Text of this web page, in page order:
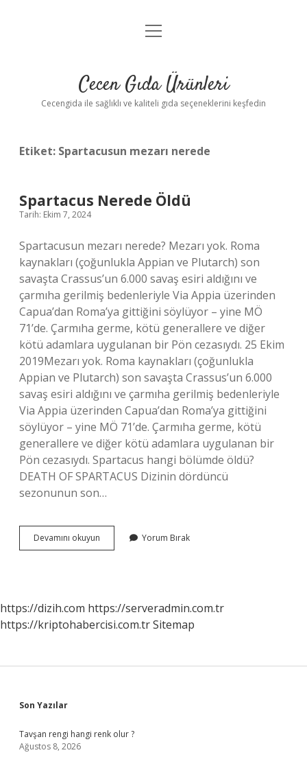
Anasayfa
Yasal Uyarı
menüyü
Cecen Gıda Ürünleri
Cecengida ile sağlıklı ve kaliteli gıda seçeneklerini keşfedin
Etiket: Spartacusun mezarı nerede
Spartacus Nerede Öldü
Tarih: Ekim 7, 2024
Spartacusun mezarı nerede? Mezarı yok. Roma
kaynakları (çoğunlukla Appian ve Plutarch) son
savaşta Crassus’un 6.000 savaş esiri aldığını ve
çarmıha gerilmiş bedenleriyle Via Appia üzerinden
Capua’dan Roma’ya gittiğini söylüyor – yine MÖ
71’de. Çarmıha germe, kötü generallere ve diğer
kötü adamlara uygulanan bir Pön cezasıydı. 25 Ekim
2019Mezarı yok. Roma kaynakları (çoğunlukla
Appian ve Plutarch) son savaşta Crassus’un 6.000
savaş esiri aldığını ve çarmıha gerilmiş bedenleriyle
Via Appia üzerinden Capua’dan Roma’ya gittiğini
söylüyor – yine MÖ 71’de. Çarmıha germe, kötü
generallere ve diğer kötü adamlara uygulanan bir
Pön cezasıydı. Spartacus hangi bölümde öldü?
DEATH OF SPARTACUS Dizinin dördüncü
sezonunun son…
Devamını okuyun Spartacus
Nerede
Yorum Bırak
https://dizih.com https://serveradmin.com.tr
https://kriptohabercisi.com.trSitemap
Sidebar
Son Yazılar
Tavşan rengi hangi renk olur ?
Ağustos 8, 2026